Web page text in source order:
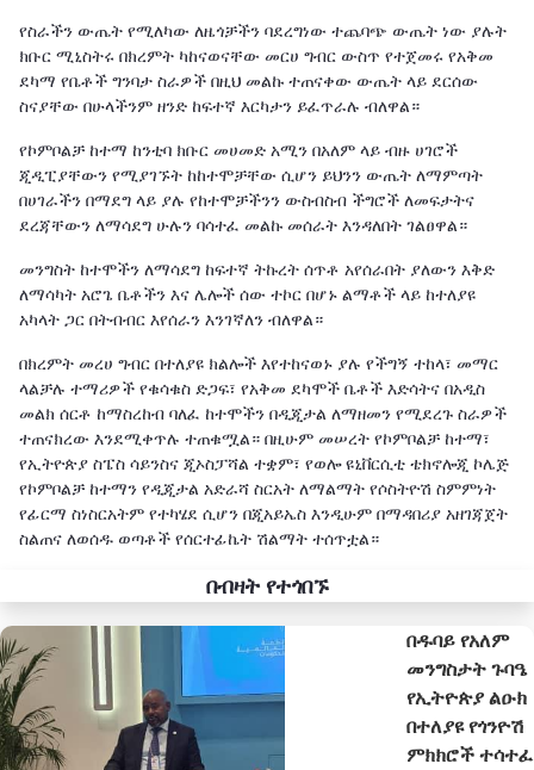
የስራችን ውጤት የሚለካው ለዜጎቻችን ባደረግነው ተጨባጭ ውጤት ነው ያሉት
ክቡር ሚኒስትሩ በክረምት ካከናወናቸው መርሀ ግብር ውስጥ የተጀመሩ የአቅመ
ደካማ የቤቶች ግንባታ ስራዎች በዚህ መልኩ ተጠናቀው ውጤት ላይ ደርሰው
ስናያቸው በሁላችንም ዘንድ ከፍተኛ እርካታን ይፈጥራሉ ብለዋል።
የኮምቦልቻ ከተማ ከንቲባ ክቡር መሀመድ አሚን በአለም ላይ ብዙ ሀገሮች
ጂዲፒያቸውን የሚያገኙት ከከተሞቻቸው ሲሆን ይህንን ውጤት ለማምጣት
በሀገራችን በማደግ ላይ ያሉ የከተሞቻችንን ውስብስብ ችግሮች ለመፍታትና
ደረጃቸውን ለማሳደግ ሁሉን ባሳተፈ መልኩ መሰራት እንዳለበት ገልፀዋል።
መንግስት ከተሞችን ለማሳደግ ከፍተኛ ትኩረት ሰጥቶ አየሰራበት ያለውን እቅድ
ለማሳካት አሮጌ ቤቶችን እና ሌሎች ሰው ተኮር በሆኑ ልማቶች ላይ ከተለያዩ
አካላት ጋር በትብብር እየሰራን እንገኛለን ብለዋል።
በክረምት መረሀ ግብር በተለያዩ ክልሎች እየተከናወኑ ያሉ የችግኝ ተከላ፣ መማር
ላልቻሉ ተማሪዎች የቁሳቁስ ድጋፍ፣ የአቅመ ደካሞች ቤቶች እድሳትና በአዲስ
መልክ ሰርቶ ከማስረከብ ባለፈ ከተሞችን በዲጂታል ለማዘመን የሚደረጉ ስራዎች
ተጠናክረው እንደሚቀጥሉ ተጠቁሟል። በዚሁም መሠረት የኮምቦልቻ ከተማ፣
የኢትዮጵያ ስፔስ ሳይንስና ጂኦስፓሻል ተቋም፣ የወሎ ዩኒቨርሲቲ ቴክኖሎጂ ኮሌጅ
የኮምቦልቻ ከተማን የዲጂታል አድራሻ ስርአት ለማልማት የሶስትዮሽ ስምምነት
የፊርማ ስነስርአትም የተካሄደ ሲሆን በጂአይኤስ እንዲሁም በማዳበሪያ አዘገጃጀት
ስልጠና ለወሰዱ ወጣቶች የሰርተፊኬት ሽልማት ተሰጥቷል።
በብዛት የተጎበኙ
በዱባይ የአለም
መንግስታት ጉባዔ
የኢትዮጵያ ልዑክ
በተለያዩ የጎንዮሽ
ምክክሮች ተሳተፈ